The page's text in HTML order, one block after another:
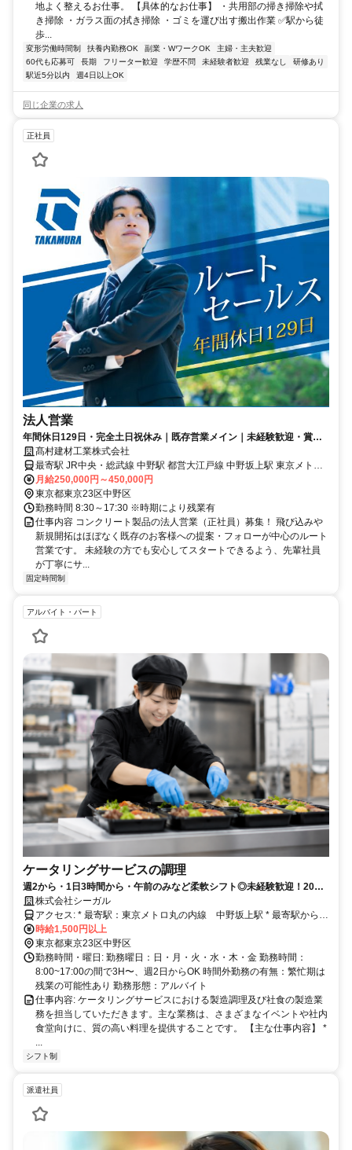
地よく整えるお仕事。 【具体的なお仕事】 ・共用部の掃き掃除や拭
き掃除 ・ガラス面の拭き掃除 ・ゴミを運び出す搬出作業 ✅駅から徒
歩...
変形労働時間制 扶養内勤務OK 副業・WワークOK
主婦・主夫歓迎
60代も応募可
長期 フリーター歓迎 学歴不問 未経験者歓迎 残業なし
研修あり
駅近5分以内
週4日以上OK
同じ企業の求人
正社員
法人営業
年間休日129日・完全土日祝休み｜既存営業メイン｜未経験歓迎・賞与
年2回髙村建材工業株式会社
最寄駅 JR中央・総武線 中野駅 都営大江戸線 中野坂上駅 東京メトロ
丸ノ内線 中野坂上駅
月給250,000円～450,000円
東京都東京23区中野区
勤務時間 8:30～17:30 ※時期により残業有
仕事内容 コンクリート製品の法人営業（正社員）募集！ 飛び込みや
新規開拓はほぼなく既存のお客様への提案・フォローが中心のルート
営業です。 未経験の方でも安心してスタートできるよう、先輩社員
が丁寧にサ...
固定時間制
アルバイト・パート
ケータリングサービスの調理
週2から・1日3時間から・午前のみなど柔軟シフト◎未経験歓迎！20代
から40代が活躍中！賄いあり
株式会社シーガル
アクセス: * 最寄駅：東京メトロ丸の内線 中野坂上駅 * 最寄駅から徒
歩５分
時給1,500円以上
東京都東京23区中野区
勤務時間・曜日: 勤務曜日：日・月・火・水・木・金 勤務時間：
8:00~17:00の間で3H〜、週2日からOK 時間外勤務の有無：繁忙期は
残業の可能性あり 勤務形態：アルバイト
仕事内容: ケータリングサービスにおける製造調理及び社食の製造業
務を担当していただきます。主な業務は、さまざまなイベントや社内
食堂向けに、質の高い料理を提供することです。 【主な仕事内容】 *
...
シフト制
派遣社員